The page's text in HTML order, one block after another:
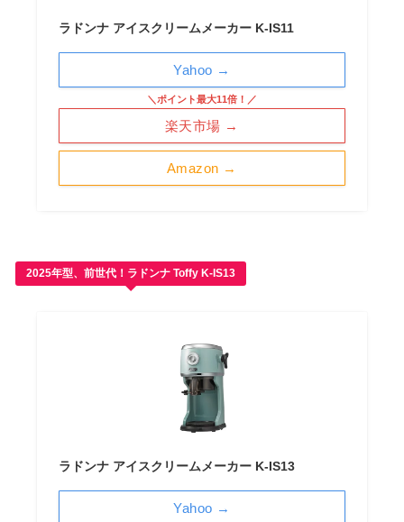
ラドンナ アイスクリームメーカー K-IS11
Amazon →
＼ポイント最大11倍！／
楽天市場 →
Yahoo →
2025年型、前世代！ラドンナ Toffy K-IS13
ラドンナ アイスクリームメーカー K-IS13
Yahoo →